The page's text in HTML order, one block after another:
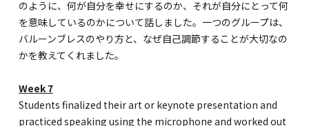
のように、何が自分を幸せにするのか、それが自分にとって何
を意味しているのかについて話しました。一つのグループは、
バルーンブレスのやり方と、なぜ自己調節することが大切なの
かを教えてくれました。
Week 7
Students finalized their art or keynote presentation and
practiced speaking using the microphone and worked out